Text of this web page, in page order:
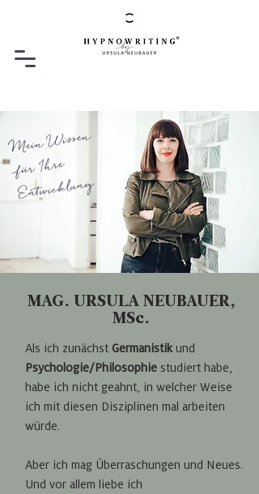
Mein Wissen
für Ihre
Entwicklung
MAG. URSULA NEUBAUER,
MSc.
Als ich zunächst Germanistikund
Psychologie/Philosophie studiert habe,
habe ich nicht geahnt, in welcher Weise
ich mit diesen Disziplinen mal arbeiten
würde.
Aber ich mag Überraschungen und Neues.
Und vor allem liebe ich